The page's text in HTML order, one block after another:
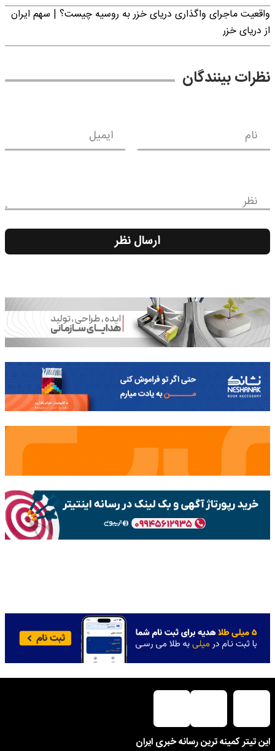
واقعیت ماجرای واگذاری دریای خزر به روسیه چیست؟ | سهم ایران
از دریای خزر
نظرات بینندگان
نام ایمیل
نظر
ارسال نظر
این تیتر کمینه ترین رسانه خبری ایران